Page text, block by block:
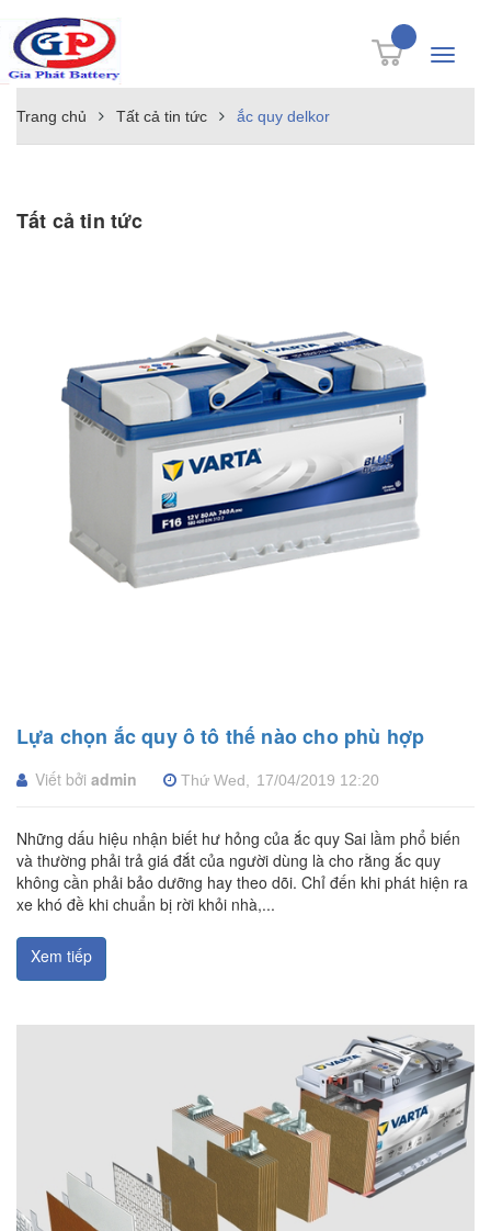
Toggle
Trang chủ Tất cả tin tức ắc quy delkor
Tất cả tin tức
Lựa chọn ắc quy ô tô thế nào cho phù hợp
Viết bởi admin Thứ Wed, 17/04/2019 12:20
Những dấu hiệu nhận biết hư hỏng của ắc quy Sai lầm phổ biến
và thường phải trả giá đắt của người dùng là cho rằng ắc quy
không cần phải bảo dưỡng hay theo dõi. Chỉ đến khi phát hiện ra
xe khó đề khi chuẩn bị rời khỏi nhà,...
Xem tiếp